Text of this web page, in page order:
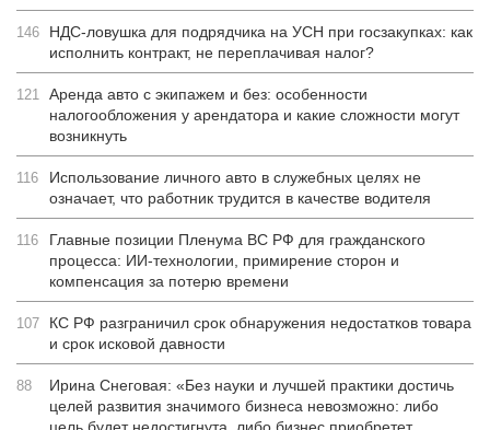
146
НДС-ловушка для подрядчика на УСН при госзакупках: как
исполнить контракт, не переплачивая налог?
121 Аренда авто с экипажем и без: особенности
налогообложения у арендатора и какие сложности могут
возникнуть
116
Использование личного авто в служебных целях не
означает, что работник трудится в качестве водителя
116
Главные позиции Пленума ВС РФ для гражданского
процесса: ИИ-технологии, примирение сторон и
компенсация за потерю времени
107
КС РФ разграничил срок обнаружения недостатков товара
и срок исковой давности
88
Ирина Снеговая: «Без науки и лучшей практики достичь
целей развития значимого бизнеса невозможно: либо